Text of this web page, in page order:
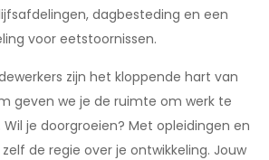
dagbesteding en een
voor eetstoornissen.
zijn het kloppende hart van
geven we je de ruimte om werk te
je doorgroeien? Met opleidingen en
de regie over je ontwikkeling. Jouw